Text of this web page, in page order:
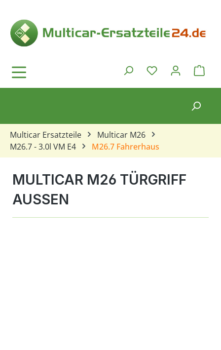
Du hast 0
Multicar Ersatzteile
Multicar M26
M26.7 - 3.0l VM E4
M26.7 Fahrerhaus
MULTICAR M26 TÜRGRIFF
AUSSEN